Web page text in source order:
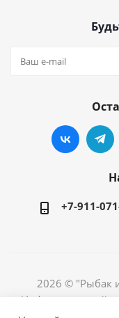
+7-911-
2026 © "Рыбак
Информация